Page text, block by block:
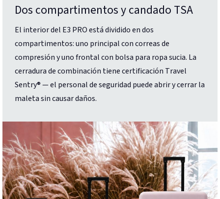
Dos compartimentos y candado TSA
El interior del E3 PRO está dividido en dos
compartimentos: uno principal con correas de
compresión y uno frontal con bolsa para ropa sucia. La
cerradura de combinación tiene certificación Travel
Sentry® — el personal de seguridad puede abrir y cerrar la
maleta sin causar daños.